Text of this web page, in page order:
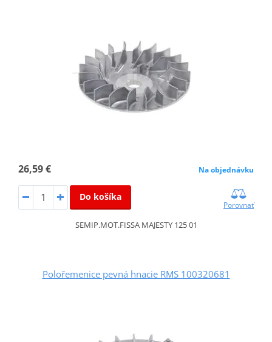
26,59 € Na objednávku
Do košíka
Porovnať
SEMIP.MOT.FISSA MAJESTY 125 01
Polořemenice pevná hnacie RMS 100320681